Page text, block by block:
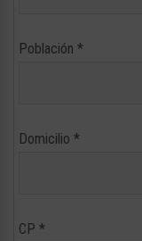
Población *
Domicilio *
CP *